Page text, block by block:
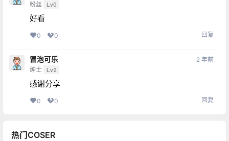
粉丝 Lv0
好看
0 0 回复
冒泡可乐
绅士 Lv2
2 年前
感谢分享
0 0 回复
热门COSER